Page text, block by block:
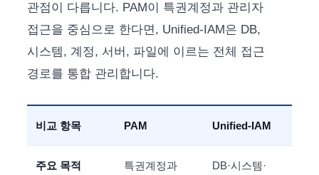
관점이 다릅니다. PAM이 특권계정과 관리자
접근을 중심으로 한다면, Unified-IAM은 DB,
시스템, 계정, 서버, 파일에 이르는 전체 접근
경로를 통합 관리합니다.
비교 항목 PAM Unified-IAM
주요 목적
특권계정과
DB·시스템·